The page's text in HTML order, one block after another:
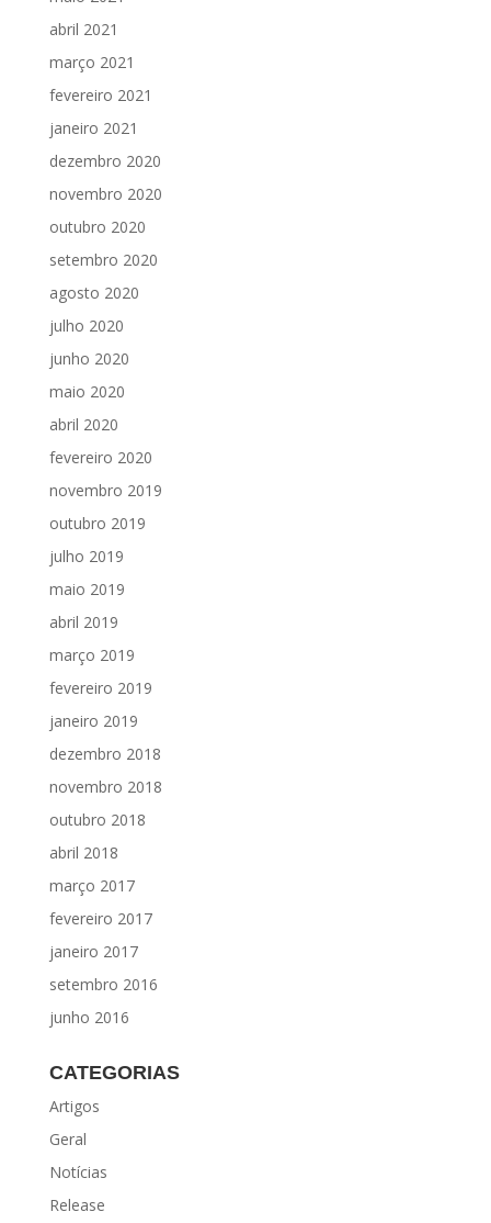
abril 2021
março 2021
fevereiro 2021
janeiro 2021
dezembro 2020
novembro 2020
outubro 2020
setembro 2020
agosto 2020
julho 2020
junho 2020
maio 2020
abril 2020
fevereiro 2020
novembro 2019
outubro 2019
julho 2019
maio 2019
abril 2019
março 2019
fevereiro 2019
janeiro 2019
dezembro 2018
novembro 2018
outubro 2018
abril 2018
março 2017
fevereiro 2017
janeiro 2017
setembro 2016
junho 2016
CATEGORIAS
Artigos
Geral
Notícias
Release